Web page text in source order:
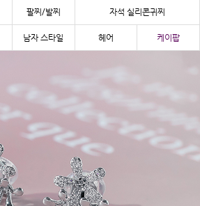
팔찌/발찌 자석 실리콘귀찌
남자 스타일 헤어 케이팝